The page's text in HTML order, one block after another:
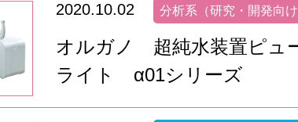
2020.10.02 分析系（研究・開発向け
オルガノ 超純水装置ピュ
ライト α01シリーズ